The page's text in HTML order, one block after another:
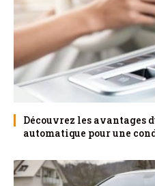
Découvrez les avantages
automatique pour une